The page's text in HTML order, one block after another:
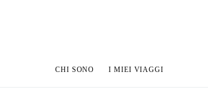
CHI SONO I MIEI VIAGGI